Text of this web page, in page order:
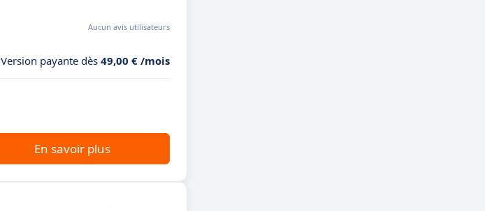
Aucun avis utilisateurs
Version payante dès 49,00 € /mois
En savoir plus